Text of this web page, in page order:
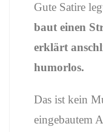
Gute Satire
baut einen
erklärt
humorlos.
Das ist kein
eingebautem